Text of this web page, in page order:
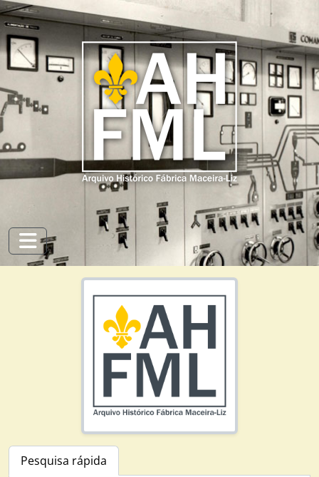
Skip to main content
Toggle navigation
Pesquisa rápida